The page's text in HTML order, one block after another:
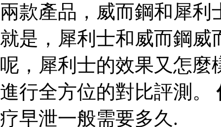
兩款產品，威而鋼和犀
就是，犀利士和威而鋼威
呢，犀利士的效果又怎麼
進行全方位的對比評測。
疗早泄一般需要多久.